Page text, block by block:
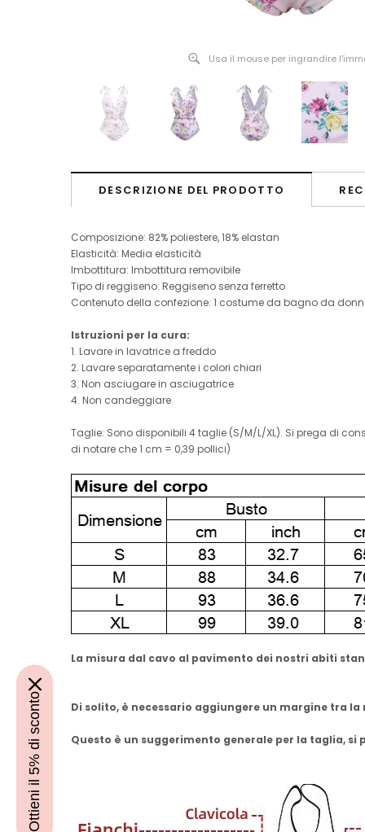
Usa il mouse per ingrandire
DESCRIZIONE DEL PRODOTTO
Composizione: 82% poliestere, 18% elastan
Elasticità: Media elasticità
Imbottitura: Imbottitura removibile
Tipo di reggiseno: Reggiseno senza ferretto
Contenuto della confezione: 1 costume da bagno da
Istruzioni per la cura:
1. Lavare in lavatrice a freddo
2. Lavare separatamente i colori chiari
3. Non asciugare in asciugatrice
4. Non candeggiare
Taglie: Sono disponibili 4 taglie (S/M/L/XL). Si prega di
di notare che 1 cm = 0,39 pollici)
La misura dal cavo al pavimento dei nostri abiti
Di solito, è necessario aggiungere un margine tra
Questo è un suggerimento generale per la taglia,
Ottieni il 5% di sconto